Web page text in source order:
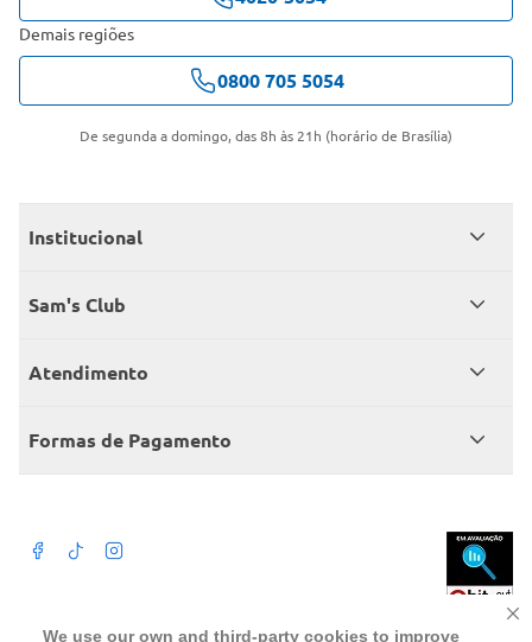
We use our own and third-party cookies to improve
Demais regiões
0800 705 5054
De segunda a domingo, das 8h às 21h (horário de Brasília)
Institucional
Quem somos
Encontre um Clube
Sam's Club
Seja sócio
Member’s Mark
Atendimento
Fale conosco
Atendimento em libras
Formas de Pagamento
Beba com moderação. A Venda e o consumo de bebida alcoólica são